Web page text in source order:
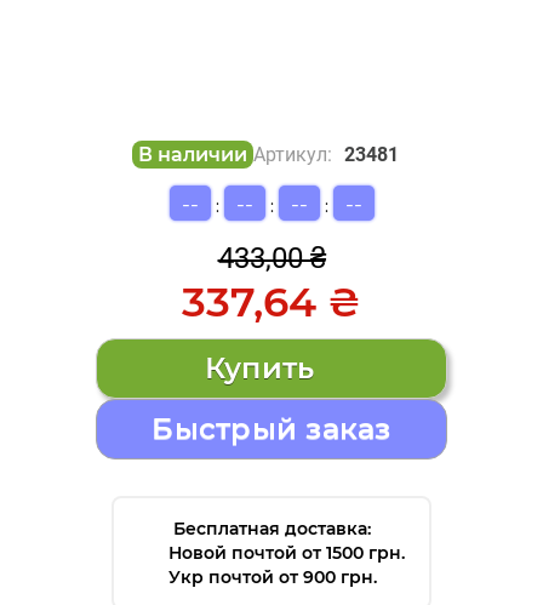
В наличии Артикул: 23481
-- : -- : -- : --
433,00 ₴
337,64 ₴
Быстрый заказ
Бесплатная доставка:
Новой почтой от 1500 грн.
Укр почтой от 900 грн.